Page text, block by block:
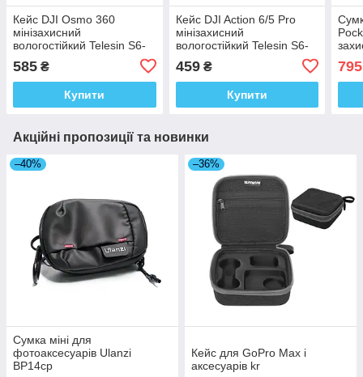
Кейс DJI Osmo 360
мінізахисний
вологостійкий Telesin S6-
585 ₴
Купити
Кейс DJI Action 6/5 Pro
мінізахисний
вологостійкий Telesin S6-
459₴
Купити
795
Акційні пропозиції та новинки
–40%
Сумка міні для
фотоаксесуарів Ulanzi
BP14cp
–36%
Кейс для GoPro Max і
аксесуарів kr